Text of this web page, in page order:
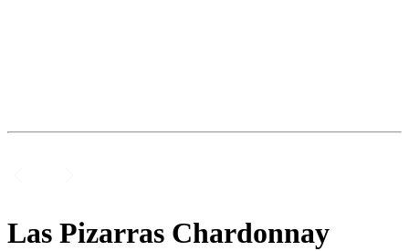
Las Pizarras Chardonnay